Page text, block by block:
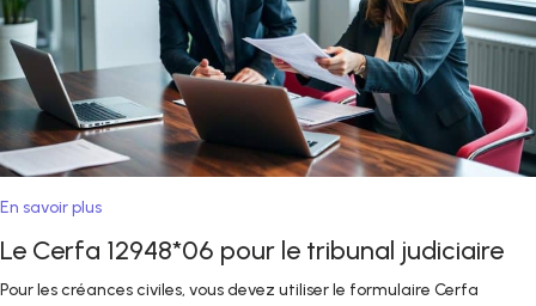
En savoir plus
Le Cerfa 12948*06 pour le tribunal judiciaire
Pour les créances civiles, vous devez utiliser le formulaire Cerfa